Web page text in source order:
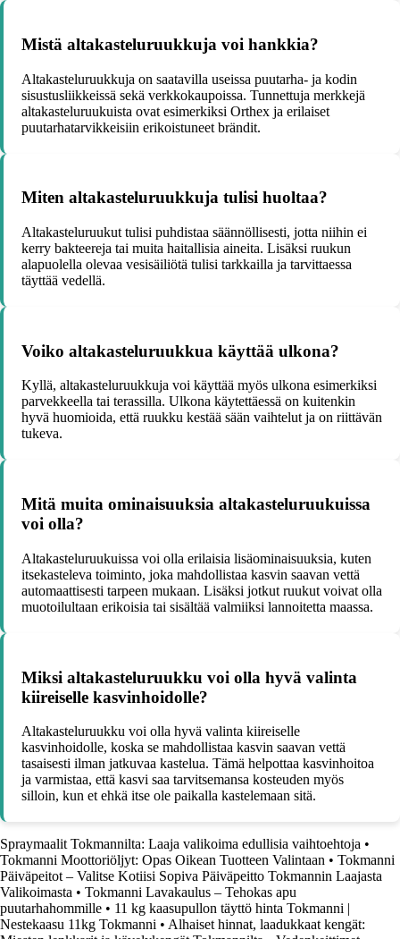
Mistä altakasteluruukkuja voi hankkia?
Altakasteluruukkuja on saatavilla useissa puutarha- ja kodin
sisustusliikkeissä sekä verkkokaupoissa. Tunnettuja merkkejä
altakasteluruukuista ovat esimerkiksi Orthex ja erilaiset
puutarhatarvikkeisiin erikoistuneet brändit.
Miten altakasteluruukkuja tulisi huoltaa?
Altakasteluruukut tulisi puhdistaa säännöllisesti, jotta niihin ei
kerry bakteereja tai muita haitallisia aineita. Lisäksi ruukun
alapuolella olevaa vesisäiliötä tulisi tarkkailla ja tarvittaessa
täyttää vedellä.
Voiko altakasteluruukkua käyttää ulkona?
Kyllä, altakasteluruukkuja voi käyttää myös ulkona esimerkiksi
parvekkeella tai terassilla. Ulkona käytettäessä on kuitenkin
hyvä huomioida, että ruukku kestää sään vaihtelut ja on riittävän
tukeva.
Mitä muita ominaisuuksia altakasteluruukuissa
voi olla?
Altakasteluruukuissa voi olla erilaisia lisäominaisuuksia, kuten
itsekasteleva toiminto, joka mahdollistaa kasvin saavan vettä
automaattisesti tarpeen mukaan. Lisäksi jotkut ruukut voivat olla
muotoilultaan erikoisia tai sisältää valmiiksi lannoitetta maassa.
Miksi altakasteluruukku voi olla hyvä valinta
kiireiselle kasvinhoidolle?
Altakasteluruukku voi olla hyvä valinta kiireiselle
kasvinhoidolle, koska se mahdollistaa kasvin saavan vettä
tasaisesti ilman jatkuvaa kastelua. Tämä helpottaa kasvinhoitoa
ja varmistaa, että kasvi saa tarvitsemansa kosteuden myös
silloin, kun et ehkä itse ole paikalla kastelemaan sitä.
Spraymaalit Tokmannilta: Laaja valikoima edullisia vaihtoehtoja •
Tokmanni Moottoriöljyt: Opas Oikean Tuotteen Valintaan • Tokmanni
Päiväpeitot – Valitse Kotiisi Sopiva Päiväpeitto Tokmannin Laajasta
Valikoimasta • Tokmanni Lavakaulus – Tehokas apu
puutarhahommille • 11 kg kaasupullon täyttö hinta Tokmanni |
Nestekaasu 11kg Tokmanni • Alhaiset hinnat, laadukkaat kengät: